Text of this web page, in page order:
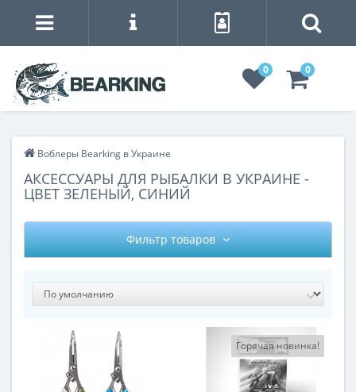
0 0
Воблеры Bearking в Украине
АКСЕССУАРЫ ДЛЯ РЫБАЛКИ В УКРАИНЕ -
ЦВЕТ ЗЕЛЕНЫЙ, СИНИЙ
Фильтр товаров
Горячая новинка!